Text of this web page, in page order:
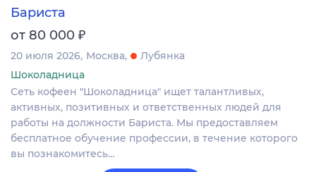
Бариста
от 80 000 ₽
20 июля 2026 Москва
Лубянка
Шоколадница
Сеть кофеен "Шоколадница" ищет талантливых,
активных, позитивных и ответственных людей для
работы на должности Бариста. Мы предоставляем
бесплатное обучение профессии, в течение которого
вы познакомитесь…